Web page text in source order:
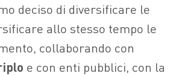
deciso di diversificare le
allo stesso tempo le
collaborando con
e con enti pubblici, con la